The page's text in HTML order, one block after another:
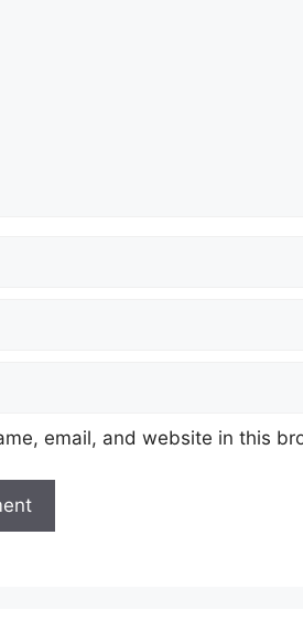
email, and website in this